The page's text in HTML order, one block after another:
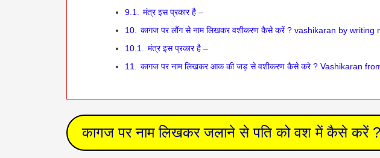
9.1. मंत्र इस प्रकार है –
10. कागज पर ‌‌‌लौंग से नाम लिखकर वशीकरण कैसे करें ? vashikaran by writing
10.1. मंत्र इस प्रकार है –
11. कागज पर नाम लिखकर ‌‌‌आक की जड़ से वशीकरण कैसे करे ? Vashikaran
कागज पर नाम लिखकर जलाने से पति को वश में कैसे करें ?